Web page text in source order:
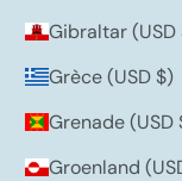
Gibraltar (USD
Grèce (USD $)
Grenade (USD
Groenland